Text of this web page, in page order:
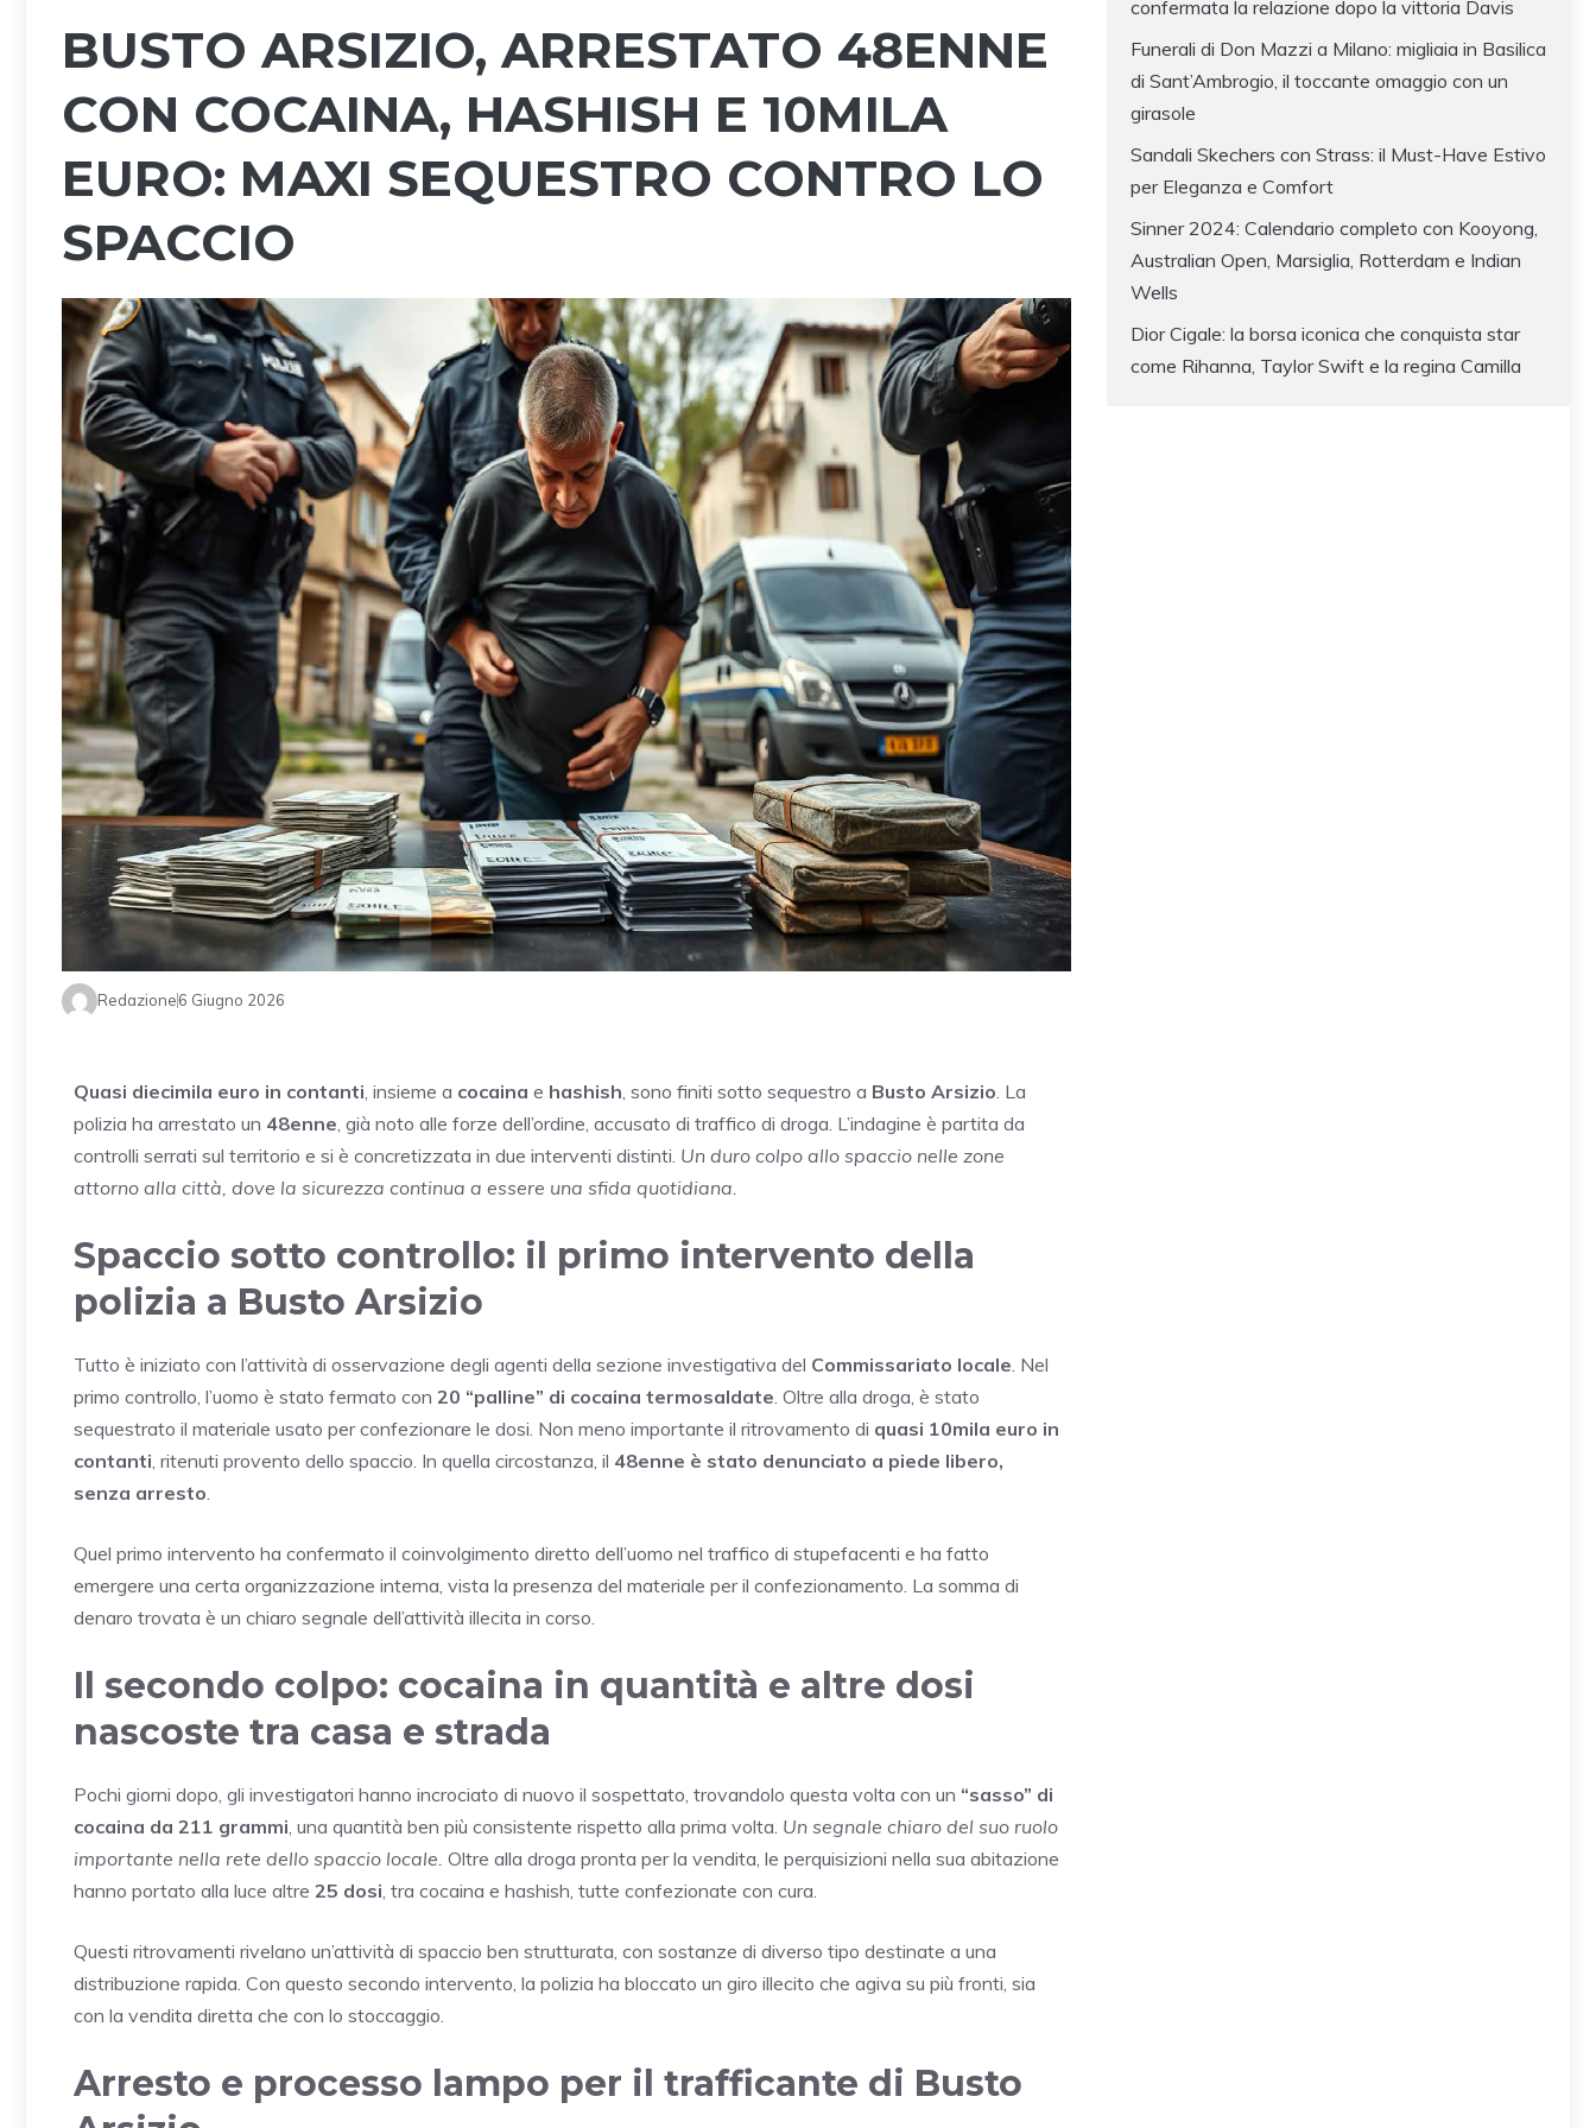
BUSTO ARSIZIO, ARRESTATO 48ENNE
CON COCAINA, HASHISH E 10MILA
EURO: MAXI SEQUESTRO CONTRO LO
SPACCIO
Redazione6 Giugno 2026
Quasi diecimila euro in contanti , insieme a cocaina e hashish , sono finiti sotto sequestro a Busto Arsizio . La
polizia ha arrestato un 48enne , già noto alle forze dell’ordine, accusato di traffico di droga. L’indagine è partita da
controlli serrati sul territorio e si è concretizzata in due interventi distinti. Un duro colpo allo spaccio nelle zone
attorno alla città, dove la sicurezza continua a essere una sfida quotidiana.
Spaccio sotto controllo: il primo intervento della
polizia a Busto Arsizio
Tutto è iniziato con l’attività di osservazione degli agenti della sezione investigativa del Commissariato locale . Nel
primo controllo, l’uomo è stato fermato con 20 “palline” di cocaina termosaldate . Oltre alla droga, è stato
sequestrato il materiale usato per confezionare le dosi. Non meno importante il ritrovamento di quasi 10mila euro in
contanti , ritenuti provento dello spaccio. In quella circostanza, il 48enne è stato denunciato a piede libero,
senza arresto
Quel primo intervento ha confermato il coinvolgimento diretto dell’uomo nel traffico di stupefacenti e ha fatto
emergere una certa organizzazione interna, vista la presenza del materiale per il confezionamento. La somma di
denaro trovata è un chiaro segnale dell’attività illecita in corso.
Il secondo colpo: cocaina in quantità e altre dosi
nascoste tra casa e strada
Pochi giorni dopo, gli investigatori hanno incrociato di nuovo il sospettato, trovandolo questa volta con un “sasso” di
cocaina da 211 grammi , una quantità ben più consistente rispetto alla prima volta. Un segnale chiaro del suo ruolo
importante nella rete dello spaccio locale. Oltre alla droga pronta per la vendita, le perquisizioni nella sua abitazione
hanno portato alla luce altre 25 dosi , tra cocaina e hashish, tutte confezionate con cura.
Questi ritrovamenti rivelano un’attività di spaccio ben strutturata, con sostanze di diverso tipo destinate a una
distribuzione rapida. Con questo secondo intervento, la polizia ha bloccato un giro illecito che agiva su più fronti, sia
con la vendita diretta che con lo stoccaggio.
Arresto e processo lampo per il trafficante di Busto
confermata la relazione dopo la vittoria Davis
Funerali di Don Mazzi a Milano: migliaia in Basilica
di Sant’Ambrogio, il toccante omaggio con un
girasole
Sandali Skechers con Strass: il Must-Have Estivo
per Eleganza e Comfort
Sinner 2024: Calendario completo con Kooyong,
Australian Open, Marsiglia, Rotterdam e Indian
Wells
Dior Cigale: la borsa iconica che conquista star
come Rihanna, Taylor Swift e la regina Camilla